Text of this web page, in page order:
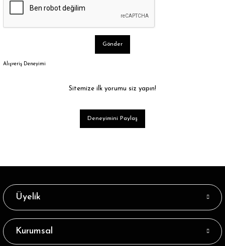
Gönder
Alışveriş Deneyimi
Sitemize ilk yorumu siz yapın!
Deneyimini Paylaş
Üyelik
Kurumsal